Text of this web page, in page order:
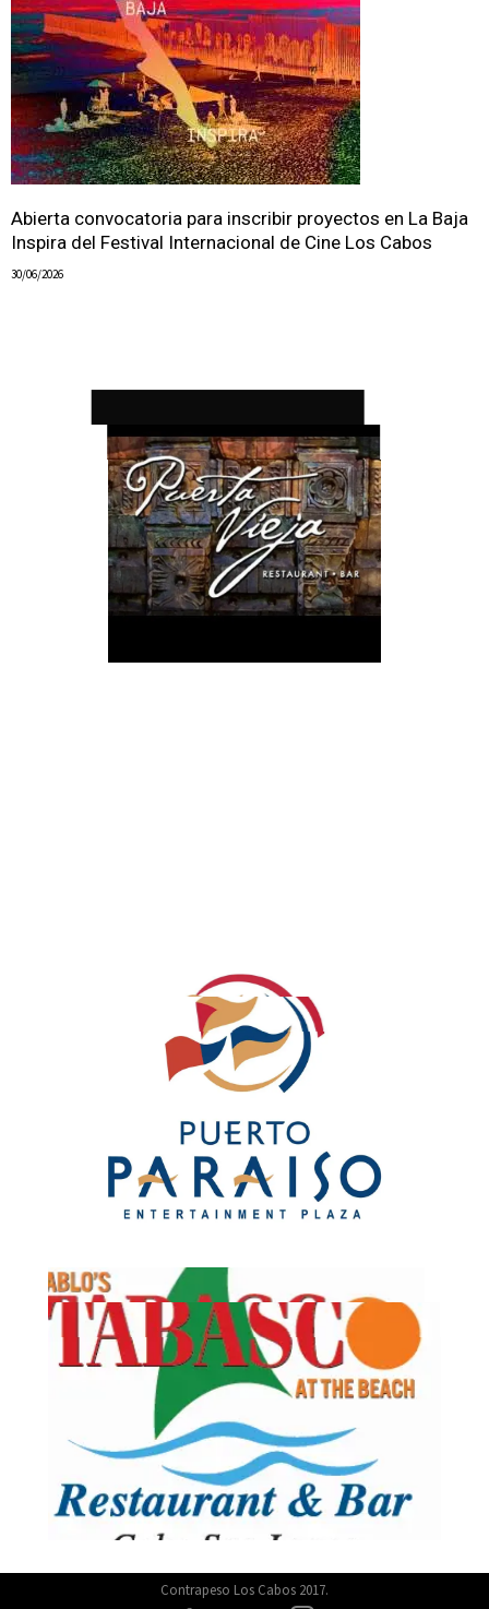
Abierta convocatoria para inscribir proyectos en La Baja
Inspira del Festival Internacional de Cine Los Cabos
30/06/2026
Contrapeso Los Cabos 2017.